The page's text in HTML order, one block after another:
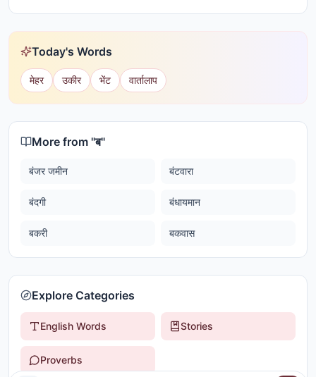
Today's Words
मेहर उकीर भेंट वार्तालाप
More from "ब"
बंजर जमीन बंटवारा
बंदगी बंधायमान
बकरी बकवास
Explore Categories
English Words Stories
Proverbs